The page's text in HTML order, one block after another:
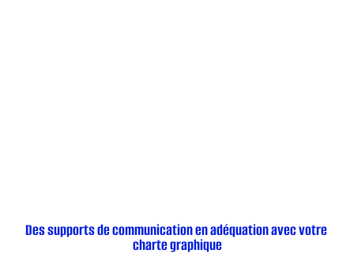
Des supports de communication en adéquation avec votre
charte graphique